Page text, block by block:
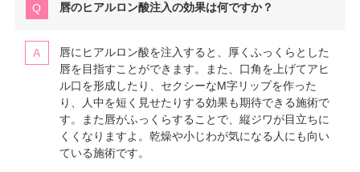
唇のヒアルロン酸注入の効果は何ですか？
唇にヒアルロン酸を注入すると、厚くふっくらとした
唇を目指すことができます。また、口角を上げてアヒ
ル口を形成したり、セクシーなM字リップを作った
り、人中を短く見せたりする効果も期待できる施術で
す。また唇がふっくらすることで、縦ジワが目立ちに
くくなりますよ。乾燥や小じわが気になる人にも向い
ている施術です。